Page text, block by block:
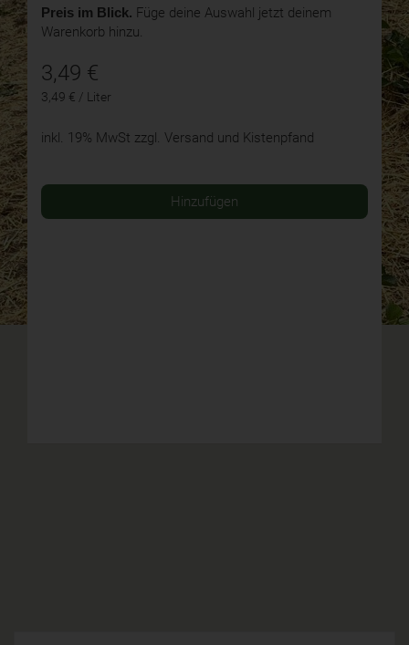
Preis im Blick. Füge deine Auswahl jetzt deinem
Warenkorb hinzu.
3,49 €
3,49 € / Liter
inkl. 19% MwSt zzgl. Versand und Kistenpfand
Hinzufügen